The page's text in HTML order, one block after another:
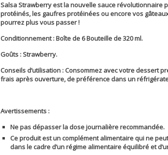
Salsa Strawberry est la nouvelle sauce révolutionnaire
protéinés, les gaufres protéinées ou encore vos
pourrez plus vous passer !
Conditionnement :Boîte de 6 Bouteille de 320 ml.
Goûts :Strawberry.
Conseils d’utilisation : Consommez avec votre dessert
frais après ouverture, de préférence dans un
Avertissements :
Ne pas dépasser la dose journalière recommandée.
Ce produit est un complément alimentaire qui ne
dans le cadre d’un régime alimentaire équilibré et